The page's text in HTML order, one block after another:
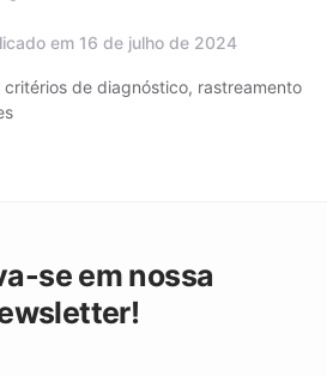
em 16 de julho de 2024
de diagnóstico, rastreamento
se em nossa